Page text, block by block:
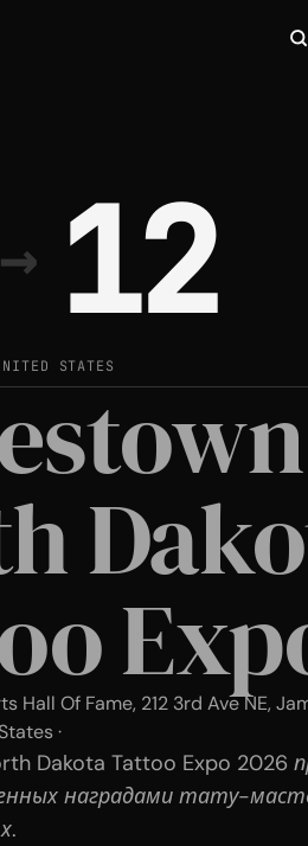
→ 12
STATES
Hall Of Fame, 212 3rd Ave NE,
·
Dakota Tattoo Expo 2026
наградами тату-